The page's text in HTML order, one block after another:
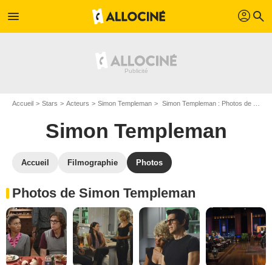
menu profil search
Accueil Stars Acteurs Simon Templeman Simon Templeman : Photos de ses films et séries
Simon Templeman
Accueil Filmographie Photos
Photos de Simon Templeman